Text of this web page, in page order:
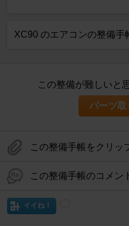
XC90 のエアコンの整備手
この整備が難しいと
パーツ取
この整備手帳をクリッ
この整備手帳のコメン
イイね！